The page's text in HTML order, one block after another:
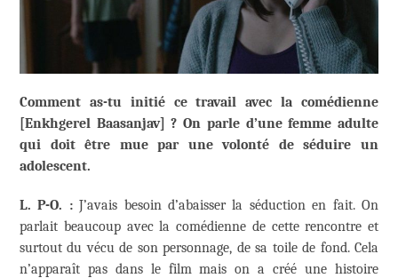
Comment as-tu initié ce travail avec la comédienne
[Enkhgerel Baasanjav] ? On parle d’une femme adulte
qui doit être mue par une volonté de séduire un
adolescent.
L. P-O. :J’avais besoin d’abaisser la séduction en fait. On
parlait beaucoup avec la comédienne de cette rencontre et
surtout du vécu de son personnage, de sa toile de fond. Cela
n’apparaît pas dans le film mais on a créé une histoire